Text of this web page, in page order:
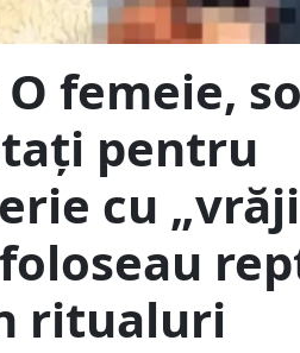
O femeie,
pentru
cu
ritualuri